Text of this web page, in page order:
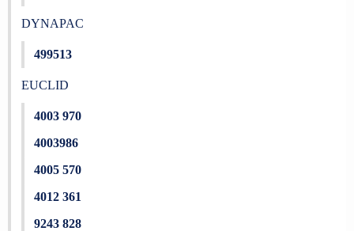
DYNAPAC
499513
EUCLID
4003 970
4003986
4005 570
4012 361
9243 828